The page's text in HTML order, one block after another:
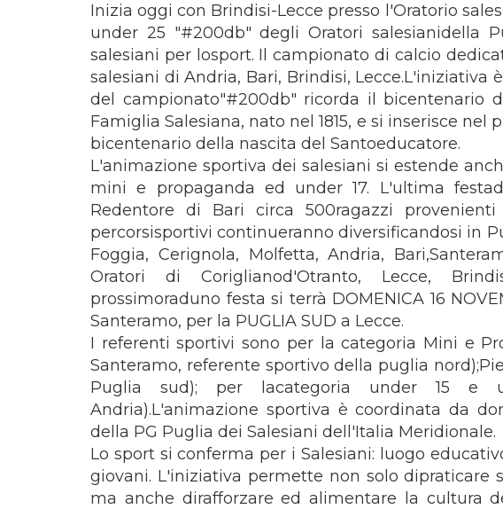
Inizia oggi con Brindisi-Lecce presso l'Oratorio
under 25 "#200db" degli Oratori salesianidella
salesiani per losport. Il campionato di calcio
salesiani di Andria, Bari, Brindisi,
del campionato"#200db" ricorda il bicentenario
Famiglia Salesiana, nato nel 1815, e si inserisce
bicentenario della nascita del Santoeducatore.
L'animazione sportiva dei salesiani si estende
mini e propaganda ed under 17. L'ultima
Redentore di Bari circa 500ragazzi
percorsisportivi continueranno diversificandosi in
Foggia, Cerignola, Molfetta, Andria,
Oratori di Coriglianod'Otranto, Lecce,
prossimoraduno festa si terrà DOMENICA 16
Santeramo, per la PUGLIA SUD a Lecce.
I referenti sportivi sono per la categoria Mini e
Santeramo, referente sportivo della puglia
Puglia sud); per lacategoria under 15 e
Andria).L'animazione sportiva è coordinata da
della PG Puglia dei Salesiani dell'Italia Meridionale.
Lo sport si conferma per i Salesiani: luogo
giovani. L'iniziativa permette non solo
ma anche dirafforzare ed alimentare la cultura